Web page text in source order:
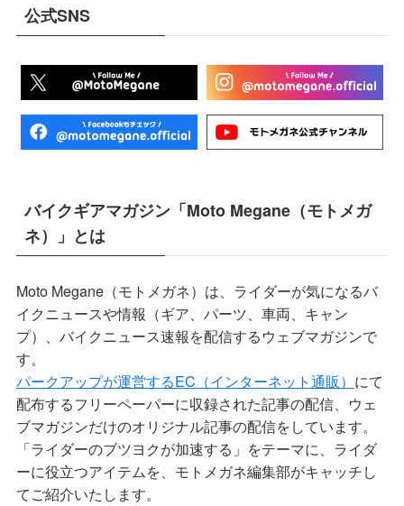
公式SNS
バイクギアマガジン「Moto Megane（モトメガ
ネ）」とは
Moto Megane（モトメガネ）は、ライダーが気になるバ
イクニュースや情報（ギア、パーツ、車両、キャン
プ）、バイクニュース速報を配信するウェブマガジンで
す。
パークアップが運営するEC（インターネット通販） にて
配布するフリーペーパーに収録された記事の配信、ウェ
ブマガジンだけのオリジナル記事の配信をしています。
「ライダーのブツヨクが加速する」をテーマに、ライダ
ーに役立つアイテムを、モトメガネ編集部がキャッチし
てご紹介いたします。